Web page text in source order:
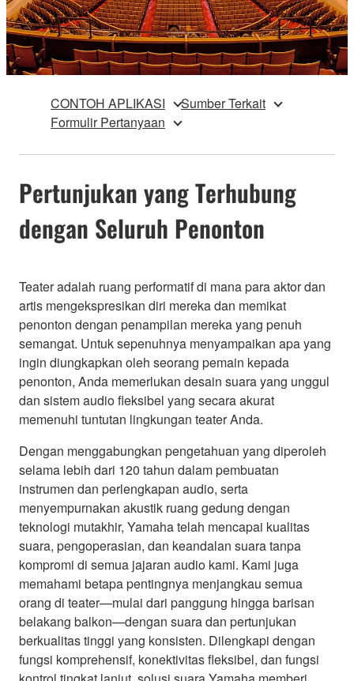
CONTOH APLIKASI
Sumber Terkait
Formulir Pertanyaan
Pertunjukan yang Terhubung
dengan Seluruh Penonton
Teater adalah ruang performatif di mana para aktor dan
artis mengekspresikan diri mereka dan memikat
penonton dengan penampilan mereka yang penuh
semangat. Untuk sepenuhnya menyampaikan apa yang
ingin diungkapkan oleh seorang pemain kepada
penonton, Anda memerlukan desain suara yang unggul
dan sistem audio fleksibel yang secara akurat
memenuhi tuntutan lingkungan teater Anda.
Dengan menggabungkan pengetahuan yang diperoleh
selama lebih dari 120 tahun dalam pembuatan
instrumen dan perlengkapan audio, serta
menyempurnakan akustik ruang gedung dengan
teknologi mutakhir, Yamaha telah mencapai kualitas
suara, pengoperasian, dan keandalan suara tanpa
kompromi di semua jajaran audio kami. Kami juga
memahami betapa pentingnya menjangkau semua
orang di teater—mulai dari panggung hingga barisan
belakang balkon—dengan suara dan pertunjukan
berkualitas tinggi yang konsisten. Dilengkapi dengan
fungsi komprehensif, konektivitas fleksibel, dan fungsi